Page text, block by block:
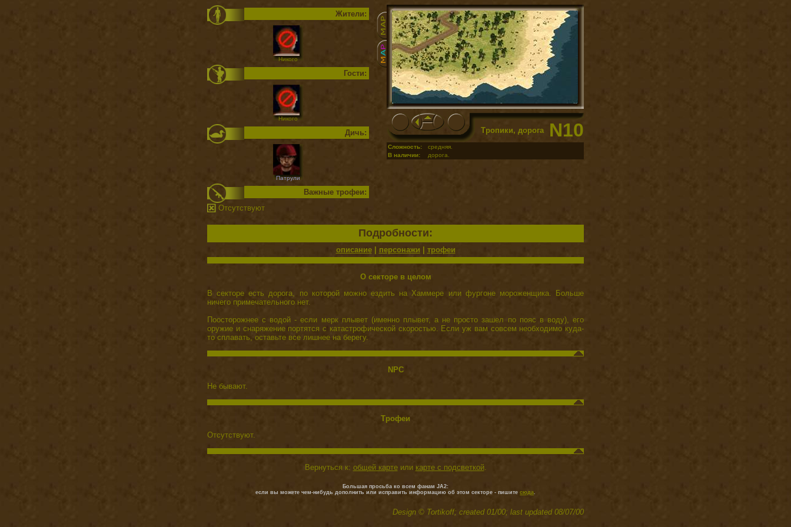
Жители:
Никого
Гости:
Никого
Дичь:
Патрули
Важные трофеи:
Отсутствуют
Тропики, дорога N10
Сложность:
средняя.
В наличии:
дорога.
Подробности:
описание| персонажи трофеи
О секторе в целом
В секторе есть дорога, по которой можно ездить на Хаммере или фургоне мороженщика. Больше
ничего примечательного нет.
Поосторожнее с водой - если мерк плывет (именно плывет, а не просто зашел по пояс в воду), его
оружие и снаряжение портятся с катастрофической скоростью. Если уж вам совсем необходимо куда-
то сплавать, оставьте все лишнее на берегу.
NPC
Не бывают.
Трофеи
Отсутствуют.
Вернуться к: общей картеили карте с подсветкой.
Большая просьба ко всем фанам JA2:
если вы можете чем-нибудь дополнить или исправить информацию об этом секторе - пишите сюда.
Design © Tortikoff; created 01/00; last updated 08/07/00